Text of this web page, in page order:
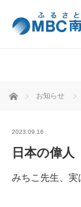
ホーム お知らせ
2023.09.16
日本の偉人
みちこ先生、実